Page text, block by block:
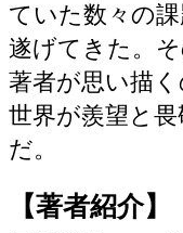
ていた数々の
遂げてきた。
著者が思い描
世界が羨望と
だ。
【著者紹介】